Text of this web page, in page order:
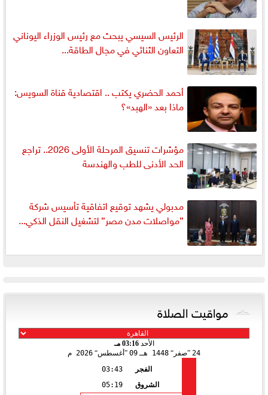
الرئيس السيسي يبحث مع رئيس الوزراء اليوناني
التعاون الثنائي في مجال الطاقة...
أحمد الحضري يكتب .. اقتصادية قناة السويس:
ماذا بعد «الهبد»؟
مؤشرات تنسيق المرحلة الأولى 2026.. تراجع
الحد الأدنى للطب والهندسة
مدبولي يشهد توقيع اتفاقية تأسيس شركة
”مواصلات مدن مصر” لتشغيل النقل الذكي...
مواقيت الصلاة
الأحد03:16 مـ
24 صفر 1448 هـ 09 أغسطس 2026 م
الفجر
03:43
الشروق
05:19